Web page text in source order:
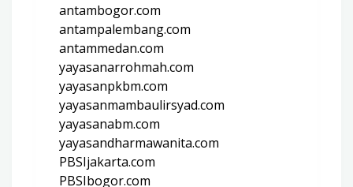
antambogor.com
antampalembang.com
antammedan.com
yayasanarrohmah.com
yayasanpkbm.com
yayasanmambaulirsyad.com
yayasanabm.com
yayasandharmawanita.com
PBSIjakarta.com
PBSIbogor.com